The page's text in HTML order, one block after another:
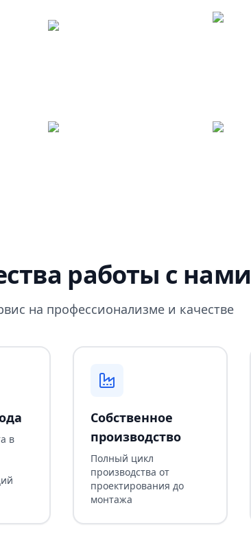
работы с нами
на профессионализме и качестве
в
Собственное
производство
Полный цикл
производства от
проектирования до
монтажа